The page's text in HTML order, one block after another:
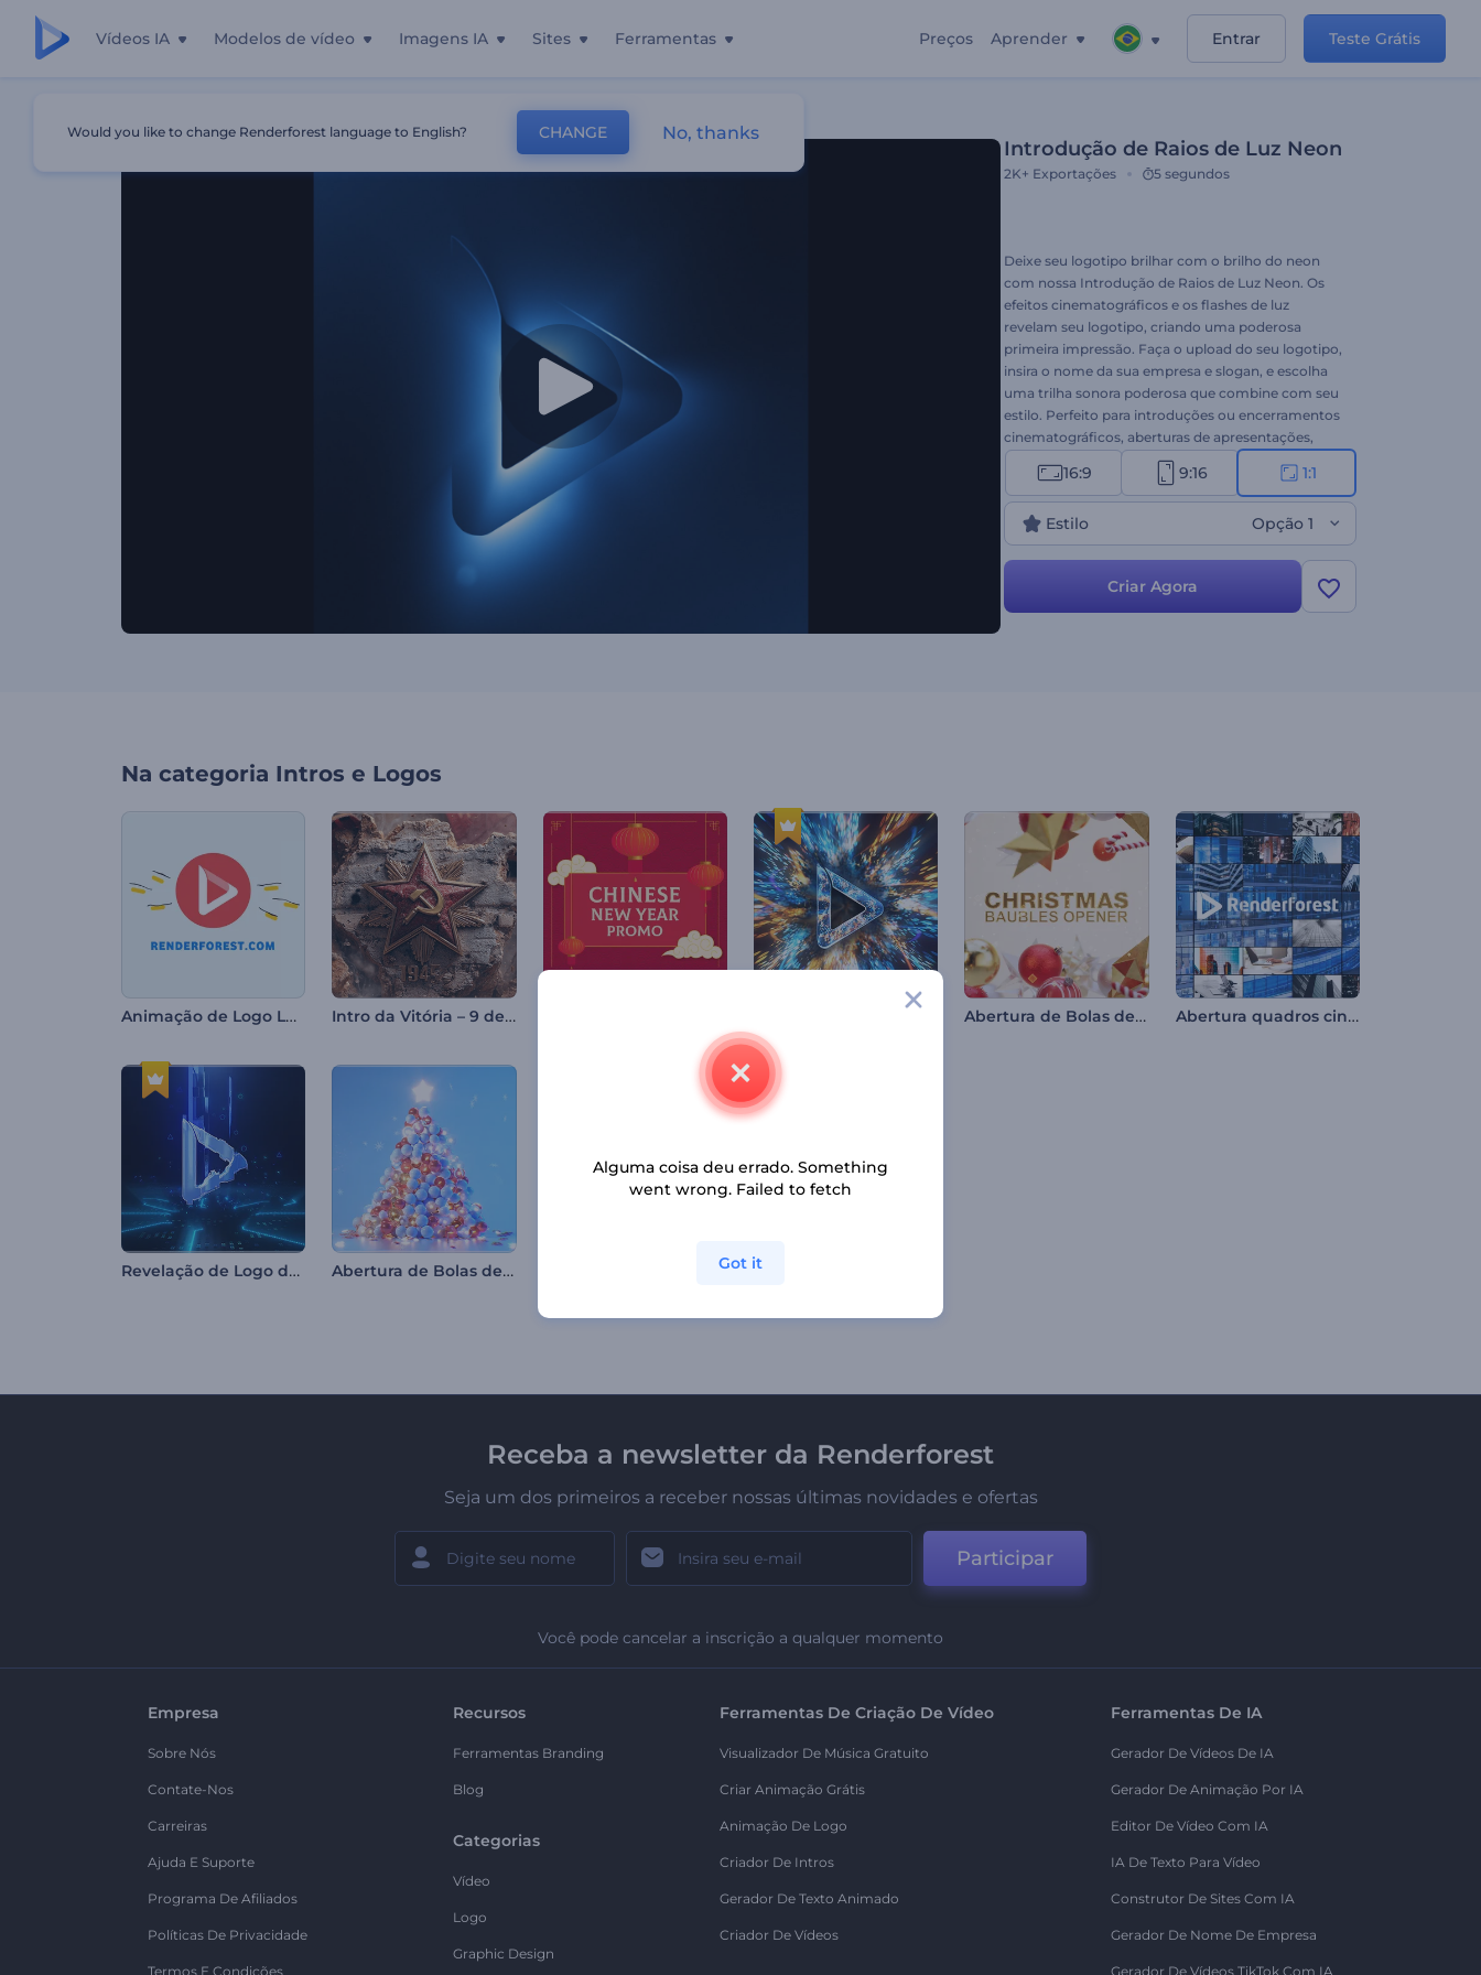
Vídeos IA Modelos de vídeo Imagens IA Sites Ferramentas Preços Aprender Entrar Teste Grátis
Introdução de Raios de Luz Neon
2K+ Exportações 5 segundos
Deixe seu logotipo brilhar com o brilho do neon
com nossa Introdução de Raios de Luz Neon. Os
efeitos cinematográficos e os flashes de luz
revelam seu logotipo, criando uma poderosa
primeira impressão. Faça o upload do seu logotipo,
insira o nome da sua empresa e slogan, e escolha
uma trilha sonora poderosa que combine com seu
estilo. Perfeito para introduções ou encerramentos
cinematográficos, aberturas de apresentações,
lançamentos de produtos ou qualquer projeto que
exija uma introdução impactante. Crie agora!
16:9 9:16 1:1
Estilo Opção 1
Criar Agora
Na categoria Intros e Logos
Animação de Logo Lúdica Intro da Vitória – 9 de Maio Abertura de Bolas de Natal Abertura quadros cinéticos
Revelação de Logo de Próxima Geração Abertura de Bolas de Árvore de Natal
Receba a newsletter da Renderforest
Seja um dos primeiros a receber nossas últimas novidades e ofertas
Participar
Você pode cancelar a inscrição a qualquer momento
Empresa
Sobre Nós
Contate-Nos
Carreiras
Ajuda E Suporte
Programa De Afiliados
Políticas De Privacidade
Termos E Condições
Recursos
Ferramentas Branding
Blog
Categorias
Vídeo
Logo
Graphic Design
Ferramentas De Criação De Vídeo
Visualizador De Música Gratuito
Criar Animação Grátis
Animação De Logo
Criador De Intros
Gerador De Texto Animado
Criador De Vídeos
Ferramentas De IA
Gerador De Vídeos De IA
Gerador De Animação Por IA
Editor De Vídeo Com IA
IA De Texto Para Vídeo
Construtor De Sites Com IA
Gerador De Nome De Empresa
Gerador De Vídeos TikTok Com IA
Would you like to change Renderforest language to English? CHANGE No, thanks
Alguma coisa deu errado. Something
went wrong. Failed to fetch
Got it